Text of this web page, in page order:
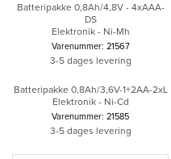
Batteripakke 0,8Ah/4,8V - 4xAAA-
DS
Elektronik - Ni-Mh
Varenummer: 21567
3-5 dages levering
Batteripakke 0,8Ah/3,6V-1+2AA-2xL
Elektronik - Ni-Cd
Varenummer: 21585
3-5 dages levering